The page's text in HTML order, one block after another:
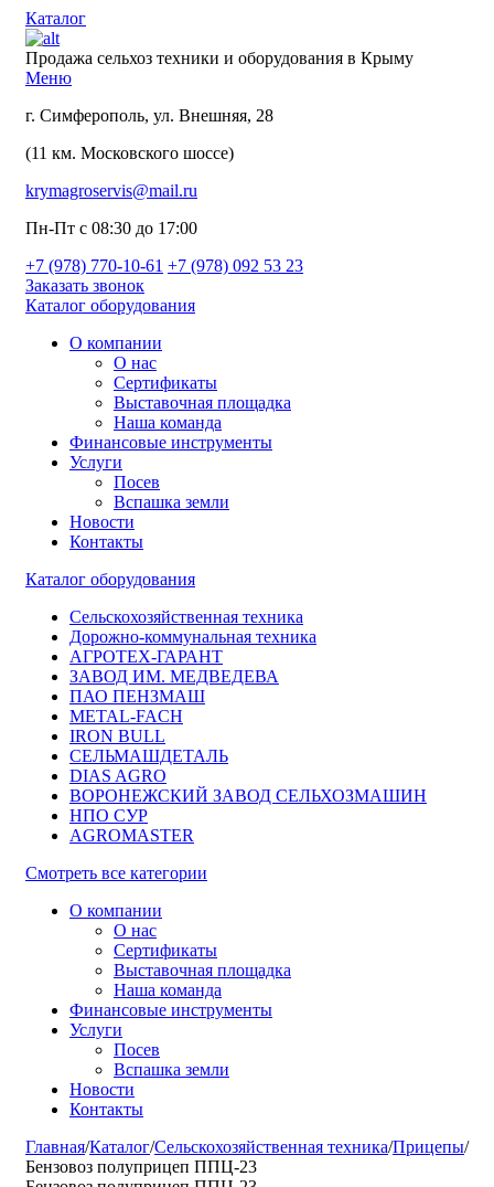
Каталог
Продажа сельхоз техники и оборудования в Крыму
Меню
г. Симферополь, ул. Внешняя, 28
(11 км. Московского шоссе)
krymagroservis@mail.ru
Пн-Пт с 08:30 до 17:00
+7 (978) 770-10-61 +7 (978) 092 53 23
Заказать звонок
Каталог оборудования
О компании
О нас
Сертификаты
Выставочная площадка
Наша команда
Финансовые инструменты
Услуги
Посев
Вспашка земли
Новости
Контакты
Каталог оборудования
Сельскохозяйственная техника
Дорожно-коммунальная техника
АГРОТЕХ-ГАРАНТ
ЗАВОД ИМ. МЕДВЕДЕВА
ПАО ПЕНЗМАШ
METAL-FACH
IRON BULL
СЕЛЬМАШДЕТАЛЬ
DIAS AGRO
ВОРОНЕЖСКИЙ ЗАВОД СЕЛЬХОЗМАШИН
НПО СУР
AGROMASTER
Смотреть все категории
О компании
О нас
Сертификаты
Выставочная площадка
Наша команда
Финансовые инструменты
Услуги
Посев
Вспашка земли
Новости
Контакты
Главная/Каталог/Сельскохозяйственная техника/Прицепы/
Бензовоз полуприцеп ППЦ-23